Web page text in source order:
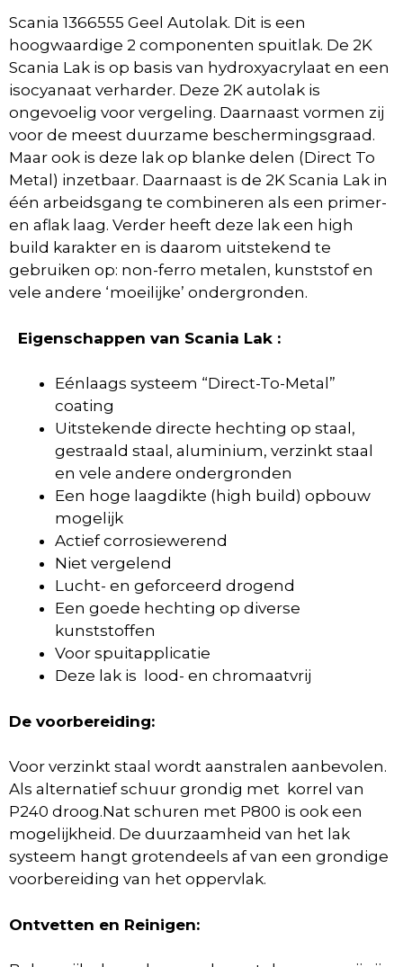
Scania 1366555 Geel Autolak. Dit is een
hoogwaardige 2 componenten spuitlak. De 2K
Scania Lak is op basis van hydroxyacrylaat en een
isocyanaat verharder. Deze 2K autolak is
ongevoelig voor vergeling. Daarnaast vormen zij
voor de meest duurzame beschermingsgraad.
Maar ook is deze lak op blanke delen (Direct To
Metal) inzetbaar. Daarnaast is de 2K Scania Lak in
één arbeidsgang te combineren als een primer-
en aflak laag. Verder heeft deze lak een high
build karakter en is daarom uitstekend te
gebruiken op: non-ferro metalen, kunststof en
vele andere ‘moeilijke’ ondergronden.
Eigenschappen van Scania Lak :
Eénlaags systeem “Direct-To-Metal”
coating
Uitstekende directe hechting op staal,
gestraald staal, aluminium, verzinkt staal
en vele andere ondergronden
Een hoge laagdikte (high build) opbouw
mogelijk
Actief corrosiewerend
Niet vergelend
Lucht- en geforceerd drogend
Een goede hechting op diverse
kunststoffen
Voor spuitapplicatie
Deze lak is lood- en chromaatvrij
De voorbereiding:
Voor verzinkt staal wordt aanstralen aanbevolen.
Als alternatief schuur grondig met korrel van
P240 droog.Nat schuren met P800 is ook een
mogelijkheid. De duurzaamheid van het lak
systeem hangt grotendeels af van een grondige
voorbereiding van het oppervlak.
Ontvetten en Reinigen: